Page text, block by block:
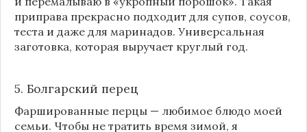
приправа прекрасно подходит для супов, соусов,
теста и даже для маринадов. Универсальная
заготовка, которая выручает круглый год.
5. Болгарский перец
Фаршированные перцы — любимое блюдо моей
семьи. Чтобы не тратить время зимой, я